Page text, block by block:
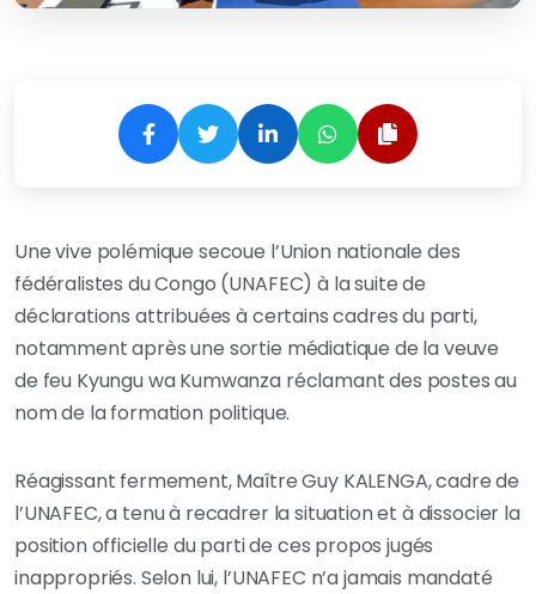
Une vive polémique secoue l’Union nationale des
fédéralistes du Congo (UNAFEC) à la suite de
déclarations attribuées à certains cadres du parti,
notamment après une sortie médiatique de la veuve
de feu Kyungu wa Kumwanza réclamant des postes au
nom de la formation politique.
Réagissant fermement, Maître Guy KALENGA, cadre de
l’UNAFEC, a tenu à recadrer la situation et à dissocier la
position officielle du parti de ces propos jugés
inappropriés. Selon lui, l’UNAFEC n’a jamais mandaté